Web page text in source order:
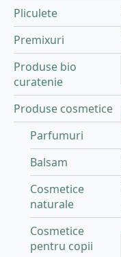
Pliculete
Premixuri
Produse bio
curatenie
Produse cosmetice
Parfumuri
Balsam
Cosmetice
naturale
Cosmetice
pentru copii